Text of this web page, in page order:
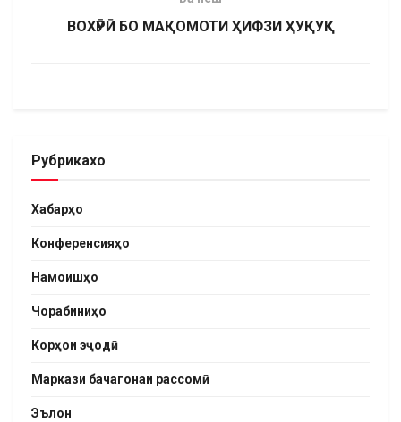
ВОХӮРӢ БО МАҚОМОТИ ҲИФЗИ ҲУҚУҚ
Рубрикахо
Хабарҳо
Конференсияҳо
Намоишҳо
Чорабиниҳо
Корҳои эҷодӣ
Маркази бачагонаи рассомӣ
Эълон